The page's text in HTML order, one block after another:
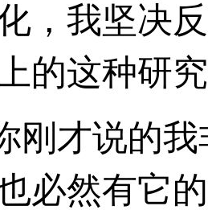
，我坚决
的这种研
刚才说的
必然有它